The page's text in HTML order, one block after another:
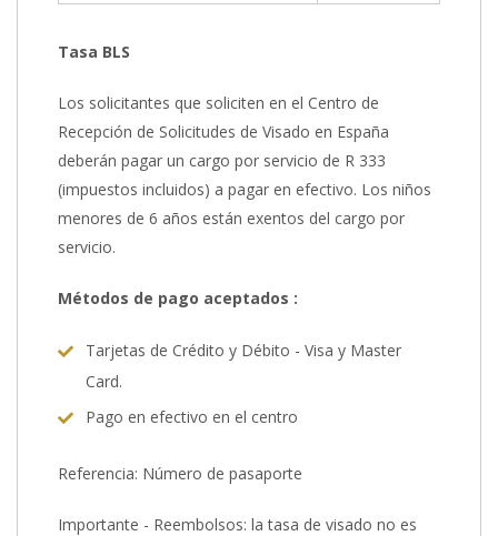
Tasa BLS
Los solicitantes que soliciten en el Centro de
Recepción de Solicitudes de Visado en España
deberán pagar un cargo por servicio de R 333
(impuestos incluidos) a pagar en efectivo. Los niños
menores de 6 años están exentos del cargo por
servicio.
Métodos de pago aceptados :
Tarjetas de Crédito y Débito - Visa y Master
Card.
Pago en efectivo en el centro
Referencia: Número de pasaporte
Importante - Reembolsos: la tasa de visado no es